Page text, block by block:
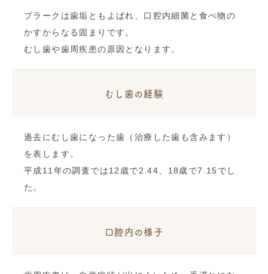
プラークは歯垢ともよぱれ、口腔内細菌と食べ物の
かすからなる固まりです。
むし歯や歯周疾患の原因となります。
むし歯の経験
過去にむし歯になった歯（治療した歯も含みます）
を表します。
平成11年の調査では12歳で2.44、18歳で7.15でし
た。
口腔内の様子